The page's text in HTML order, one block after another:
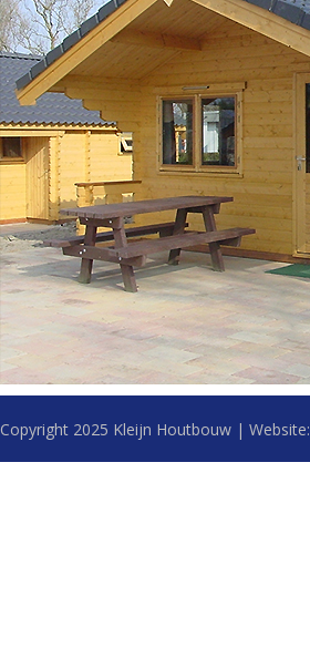
Copyright 2025 Kleijn Houtbouw | Website: